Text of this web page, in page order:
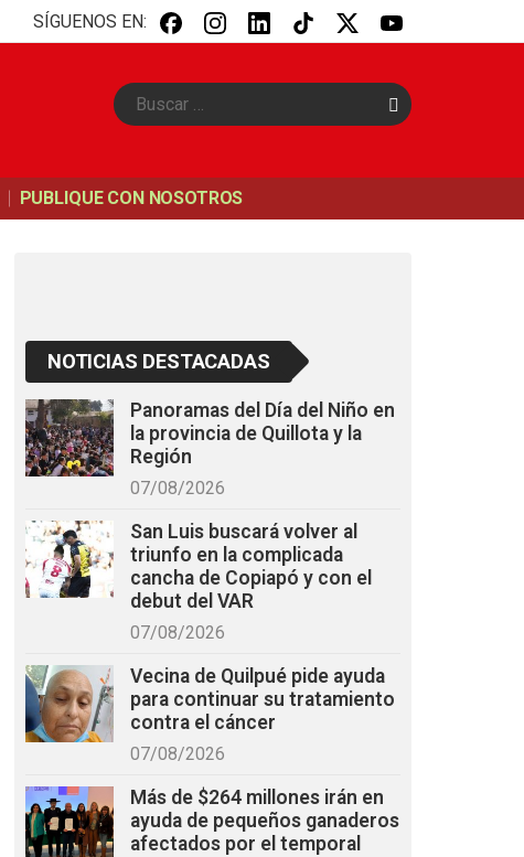
SÍGUENOS EN:
B
u
PUBLIQUE CON NOSOTROS
NOTICIAS DESTACADAS
Panoramas del Día del Niño en
la provincia de Quillota y la
Región
07/08/2026
San Luis buscará volver al
triunfo en la complicada
cancha de Copiapó y con el
debut del VAR
07/08/2026
Vecina de Quilpué pide ayuda
para continuar su tratamiento
contra el cáncer
07/08/2026
Más de $264 millones irán en
ayuda de pequeños ganaderos
afectados por el temporal